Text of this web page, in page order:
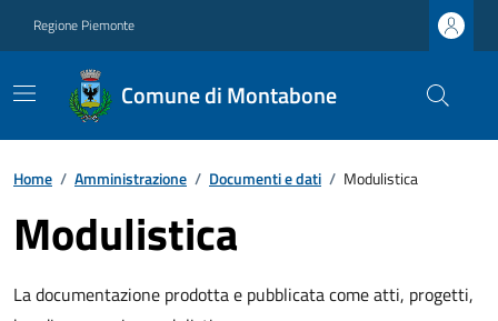
Regione Piemonte
Comune di Montabone
Home / Amministrazione / Documenti e dati / Modulistica
Modulistica
La documentazione prodotta e pubblicata come atti, progetti,